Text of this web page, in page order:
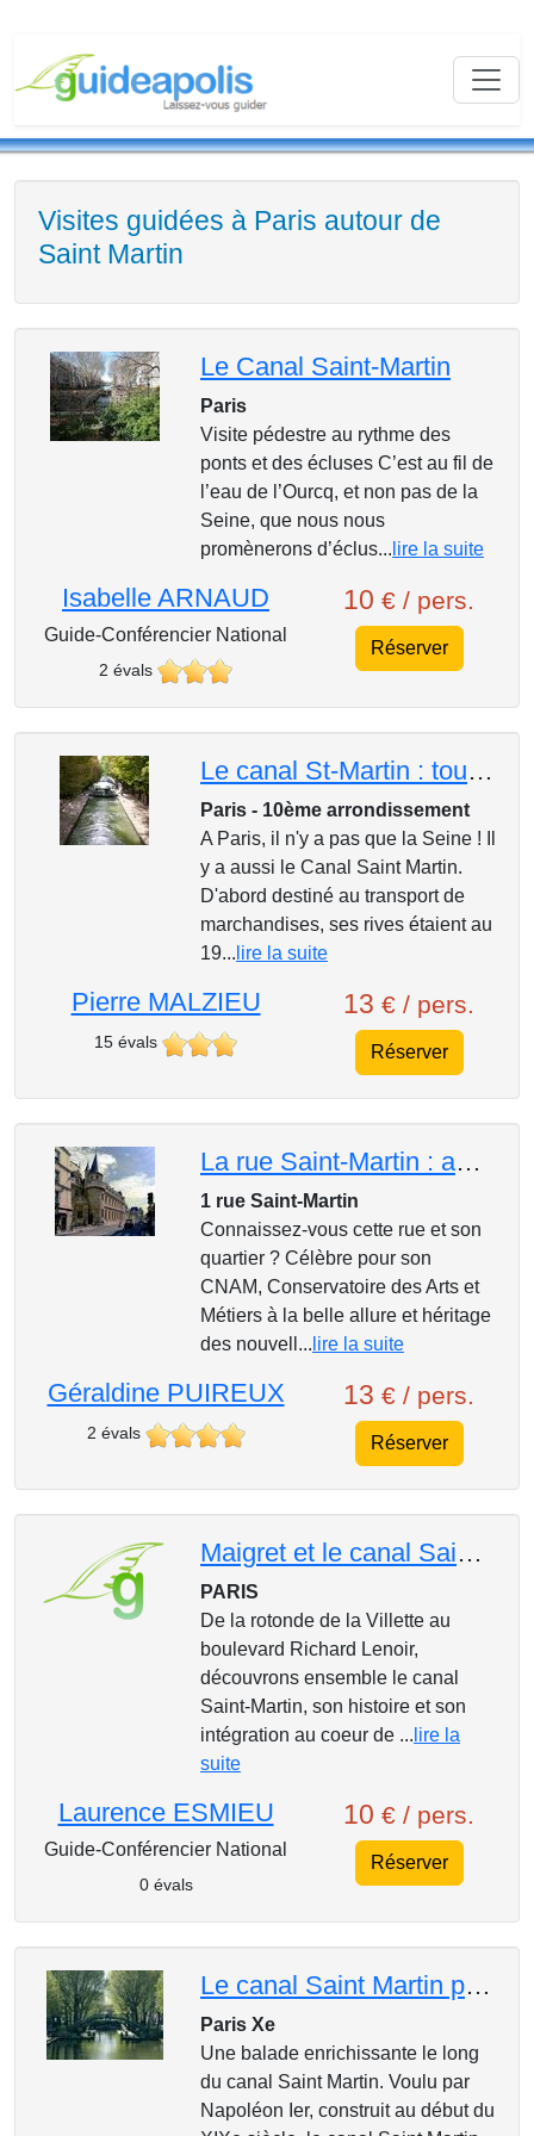
Visites guidées à Paris autour de
Saint Martin
Le Canal Saint-Martin
Paris
Visite pédestre au rythme des
ponts et des écluses C’est au fil de
l’eau de l’Ourcq, et non pas de la
Seine, que nous nous
promènerons d’éclus... lire la suite
Isabelle ARNAUD
Guide-Conférencier National
2 évals
10 € / pers.
Réserver
Le canal St-Martin : toute une atmosphère !
Paris - 10ème arrondissement
A Paris, il n'y a pas que la Seine ! Il
y a aussi le Canal Saint Martin.
D'abord destiné au transport de
marchandises, ses rives étaient au
19... lire la suite
Pierre MALZIEU
15 évals
13 € / pers.
Réserver
La rue Saint-Martin : au fil de Paris!
1 rue Saint-Martin
Connaissez-vous cette rue et son
quartier ? Célèbre pour son
CNAM, Conservatoire des Arts et
Métiers à la belle allure et héritage
des nouvell... lire la suite
Géraldine PUIREUX
2 évals
13 € / pers.
Réserver
Maigret et le canal Saint-Martin
PARIS
De la rotonde de la Villette au
boulevard Richard Lenoir,
découvrons ensemble le canal
Saint-Martin, son histoire et son
intégration au coeur de ... lire la
suite
Laurence ESMIEU
Guide-Conférencier National
0 évals
10 € / pers.
Réserver
Le canal Saint Martin propre comme un sou neuf : une histoire d'eau
Paris Xe
Une balade enrichissante le long
du canal Saint Martin. Voulu par
Napoléon Ier, construit au début du